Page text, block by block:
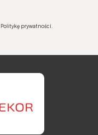
prywatności.